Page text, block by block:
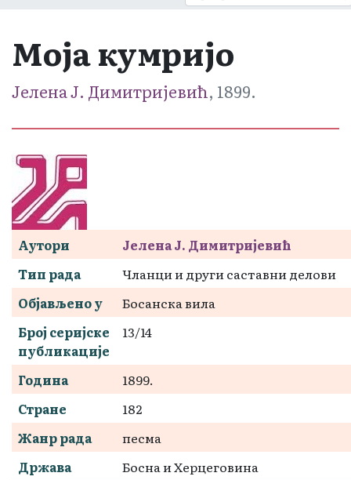
Моја кумријо
Јелена Ј. Димитријевић, 1899.
Аутори
Јелена Ј. Димитријевић
Тип рада
Чланци и други саставни делови
Објављено у
Босанска вила
Број серијске
публикације
13/14
Година
1899.
Стране
182
Жанр рада
песма
Држава
Босна и Херцеговина